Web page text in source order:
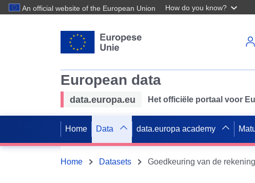
An official website of the European Union How do you know?
European data
data.europa.eu Het officiële portaal voor
Home Data data.europa academy
Home Datasets Goedkeuring van de